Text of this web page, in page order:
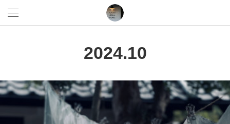
2024.10